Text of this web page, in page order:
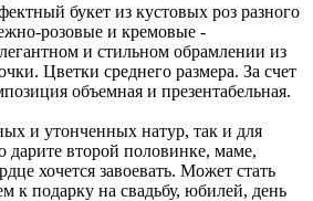
букет из кустовых роз разного
розовые и кремовые -
и стильном обрамлении из
Цветки среднего размера. За счет
объемная и презентабельная.
и утонченных натур, так и для
дарите второй половинке, маме,
хочется завоевать. Может стать
к подарку на свадьбу, юбилей, день